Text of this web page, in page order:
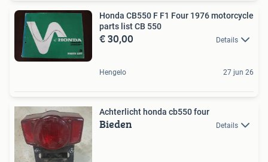
Honda CB550 F F1 Four 1976 motorcycle
parts list CB 550
€ 30,00 Details
Hengelo 27 jun 26
Achterlicht honda cb550 four
Bieden Details